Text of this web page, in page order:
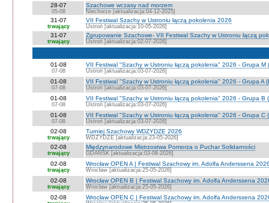
28-07
05-08
Szachowe wczasy nad morzem
Niechorze [aktualizacja:04-12-2025]
31-07
trwający
VII Festiwal Szachy w Ustroniu łączą pokolenia 2026
Ustroń [aktualizacja:10-05-2026]
31-07
trwający
Zgrupowanie Szachowe- VII Festiwal Szachy w Ustroniu łączą
Ustroń [aktualizacja:02-07-2026]
01-08
07-08
VII Festiwal "Szachy w Ustroniu łączą pokolenia" 2026 - Grupa M
Ustroń [aktualizacja:03-07-2026]
01-08
07-08
VII Festiwal "Szachy w Ustroniu łączą pokolenia" 2026 - Grupa A
Ustroń [aktualizacja:03-07-2026]
01-08
07-08
VII Festiwal "Szachy w Ustroniu łączą pokolenia" 2026 - Grupa B
Ustroń [aktualizacja:03-07-2026]
01-08
07-08
VII Festiwal "Szachy w Ustroniu łączą pokolenia" 2026 - Grupa C
Ustroń [aktualizacja:03-07-2026]
02-08
trwający
Turniej Szachowy WDZYDZE 2026
WDZYDZE [aktualizacja:23-05-2026]
02-08
trwający
Międzynarodowe Mistrzostwa Pomorza o Puchar Solidarności
GDAŃSK [aktualizacja:03-08-2026]
02-08
trwający
Wrocław OPEN A | Festiwal Szachowy im. Adolfa Anderssena
Wrocław [aktualizacja:25-05-2026]
02-08
trwający
Wrocław OPEN B | Festiwal Szachowy im. Adolfa Anderssena
Wrocław [aktualizacja:25-05-2026]
02-08 Wrocław OPEN C | Festiwal Szachowy im. Adolfa Anderssena